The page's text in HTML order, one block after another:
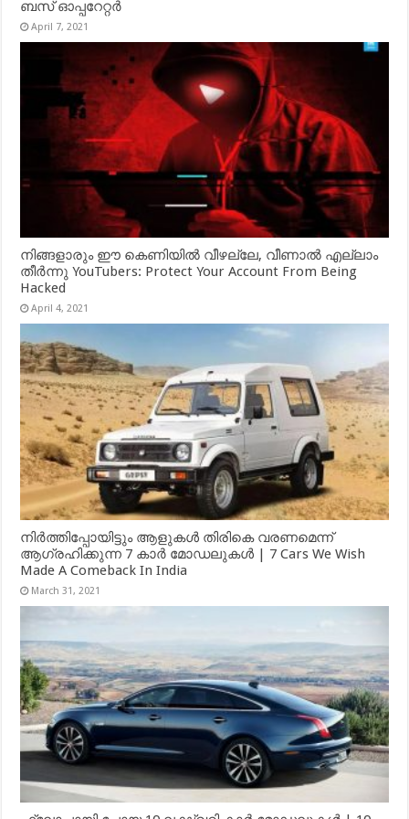
ബസ് ഓപ്പറേറ്റർ
April 7, 2021
നിങ്ങളാരും ഈ കെണിയിൽ വീഴല്ലേ, വീണാൽ എല്ലാം
തീർന്നു YouTubers: Protect Your Account From Being
Hacked
April 4, 2021
നിർത്തിപ്പോയിട്ടും ആളുകൾ തിരികെ വരണമെന്ന്
ആഗ്രഹിക്കുന്ന 7 കാർ മോഡലുകൾ | 7 Cars We Wish
Made A Comeback In India
March 31, 2021